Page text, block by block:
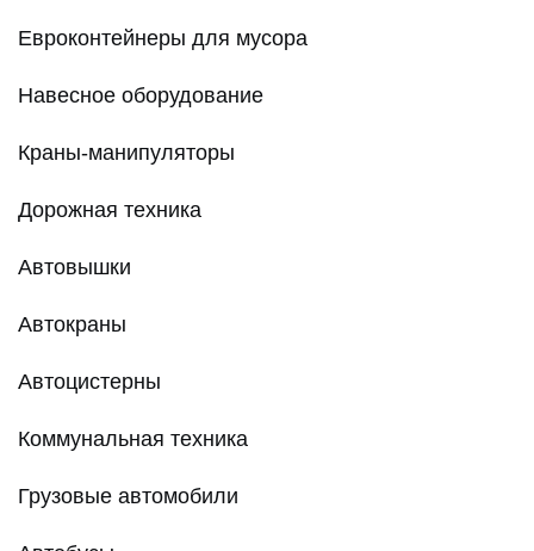
Евроконтейнеры для мусора
Навесное оборудование
Краны-манипуляторы
Дорожная техника
Автовышки
Автокраны
Автоцистерны
Коммунальная техника
Грузовые автомобили